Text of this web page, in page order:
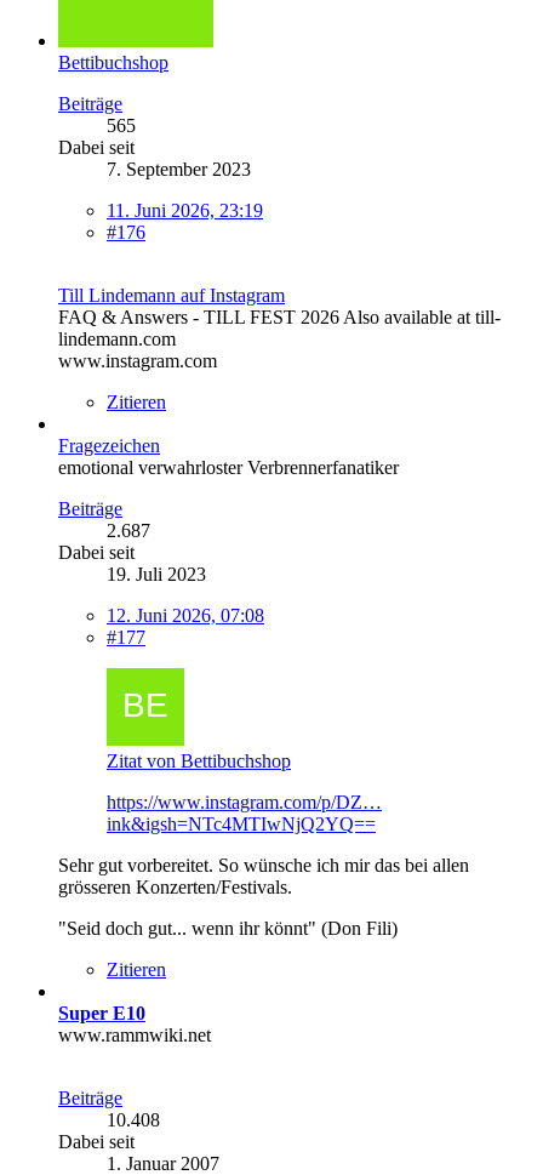
Bettibuchshop
Beiträge
565
Dabei seit
7. September 2023
11. Juni 2026, 23:19
#176
Till Lindemann auf Instagram
FAQ & Answers - TILL FEST 2026 Also available at till-
lindemann.com
www.instagram.com
Zitieren
Fragezeichen
emotional verwahrloster Verbrennerfanatiker
Beiträge
2.687
Dabei seit
19. Juli 2023
12. Juni 2026, 07:08
#177
Zitat von Bettibuchshop
https://www.instagram.com/p/DZ…
ink&igsh=NTc4MTIwNjQ2YQ==
Sehr gut vorbereitet. So wünsche ich mir das bei allen
grösseren Konzerten/Festivals.
"Seid doch gut... wenn ihr könnt" (Don Fili)
Zitieren
Super E10
www.rammwiki.net
Beiträge
10.408
Dabei seit
1. Januar 2007